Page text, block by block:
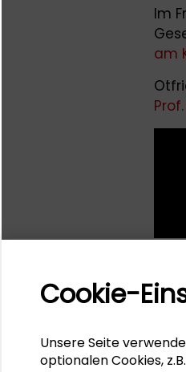
Im
am
Cookie-
Unsere Seite
optionalen Cookies,